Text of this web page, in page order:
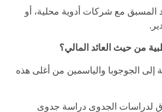
المسبق مع شركات أدوية محلية، أو
من حيث العائد المالي؟
إلى الجوجوبا والياسمين من أغلى هذه
لدراسات الجدوى دراسة جدوى